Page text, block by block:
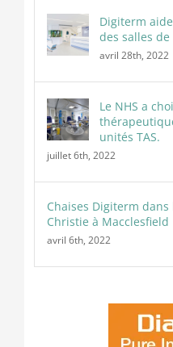
Digiterm
des salles de
avril 28th, 2022
Le NHS a
unités TAS.
juillet 6th, 2022
Chaises Digiterm
Christie à Macclesfield
avril 6th, 2022